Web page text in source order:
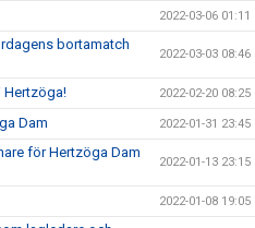
2022-03-06 01:11
bortamatch
2022-03-03 08:46
Hertzöga! 2022-02-20 08:25
Dam 2022-01-31 23:45
för Hertzöga Dam
2022-01-13 23:15
2022-01-08 19:05